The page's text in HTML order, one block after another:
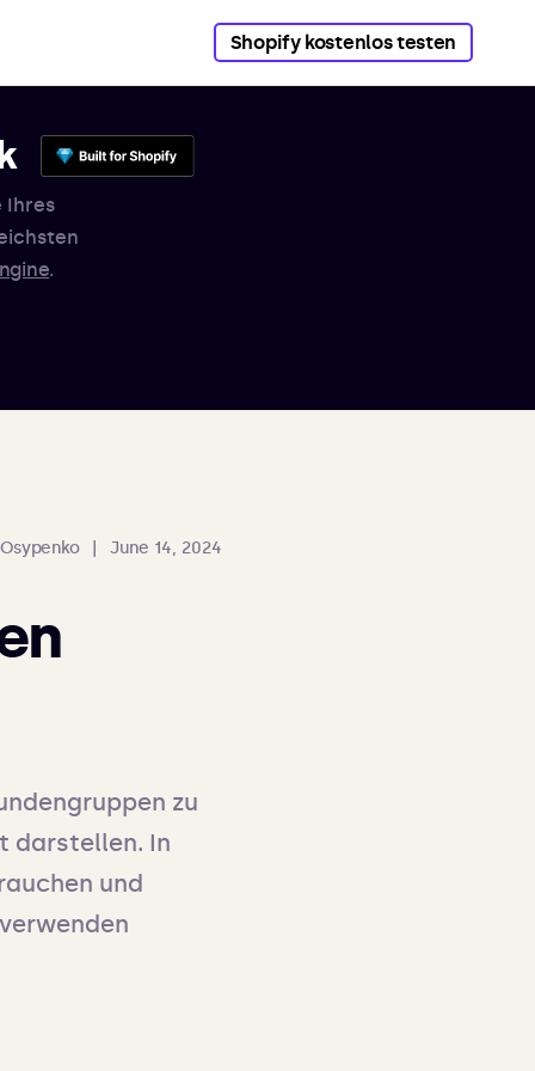
Shopify kostenlos testen
Ihres
.
June 14, 2024
zu
darstellen. In
und